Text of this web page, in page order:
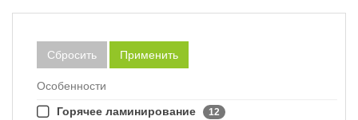
Сбросить Применить
Особенности
Горячее ламинирование
12